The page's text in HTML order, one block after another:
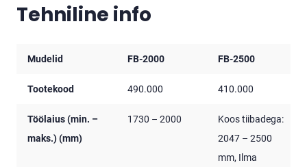
Tehniline info
Mudelid FB-2000 FB-2500
Tootekood 490.000 410.000
Töölaius (min. –
maks.) (mm)
1730 – 2000
Koos tiibadega:
2047 – 2500
mm, Ilma